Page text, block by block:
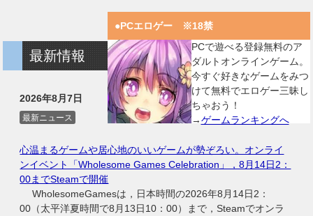
●PCエロゲー ※18禁
PCで遊べる登録無料のア
ダルトオンラインゲーム。
今すぐ好きなゲームをみつ
けて無料でエロゲー三昧し
ちゃおう！
→ゲームランキングへ
最新情報
2026年8月7日
最新ニュース
心温まるゲームや居心地のいいゲームが勢ぞろい。オンライ
ンイベント「Wholesome Games Celebration」，8月14日2：
00までSteamで開催
WholesomeGamesは，日本時間の2026年8月14日2：
00（太平洋夏時間で8月13日10：00）まで，Steamでオンラ